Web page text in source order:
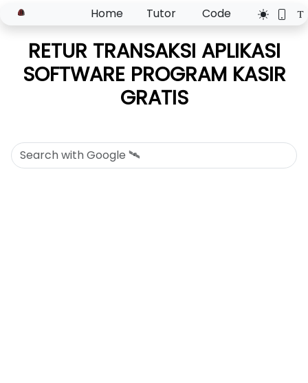
Home Tutor Code
RETUR TRANSAKSI APLIKASI
SOFTWARE PROGRAM KASIR
GRATIS